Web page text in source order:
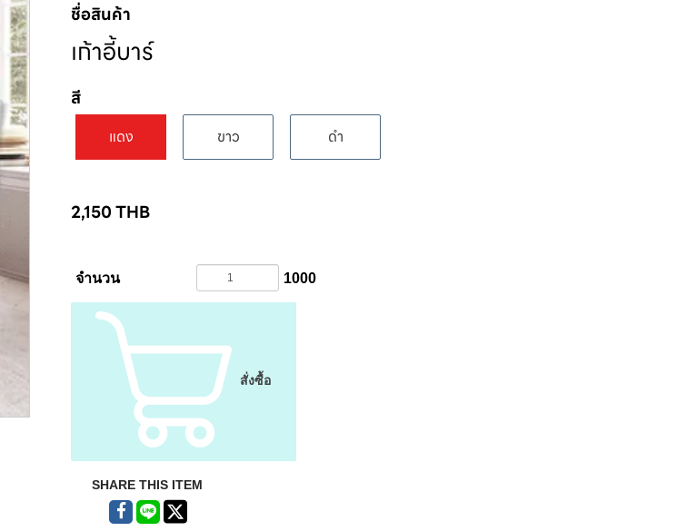
ชื่อสินค้า
เก้าอี้บาร์
สี
แดง ขาว ดำ
2,150THB
จำนวน 1000
สั่งซื้อ
SHARE THIS ITEM